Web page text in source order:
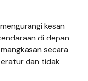
kesan
di depan
secara
dan tidak